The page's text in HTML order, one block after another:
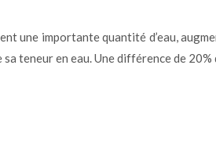
une importante quantité d’eau,
teneur en eau. Une différence de